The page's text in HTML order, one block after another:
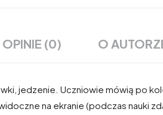
OPINIE (0) O
jedzenie. Uczniowie mówią po
na ekranie (podczas nauki